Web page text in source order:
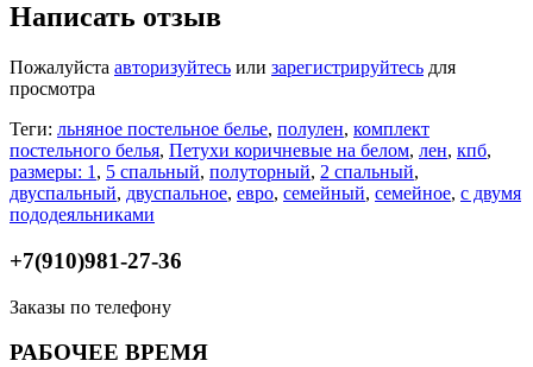
Написать отзыв
Пожалуйста авторизуйтесь или зарегистрируйтесь для
просмотра
Теги: льняное постельное белье, полулен, комплект
постельного белья, Петухи коричневые на белом, лен, кпб,
размеры: 1 , 5 спальный, полуторный, 2 спальный,
двуспальный, двуспальное, евро, семейный, семейное, с двумя
пододеяльниками
+7(910)981-27-36
Заказы по телефону
РАБОЧЕЕ ВРЕМЯ